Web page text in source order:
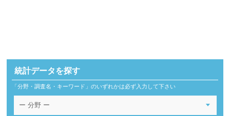
統計データを探す
「分野・調査名・キーワード」のいずれかは必ず入力して下さい